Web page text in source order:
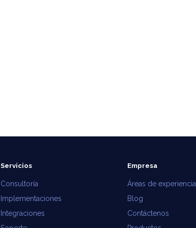
Servicios
Consultoría
Implementaciones
Integraciones
Empresa
Áreas de experiencia
Blog
Contáctenos